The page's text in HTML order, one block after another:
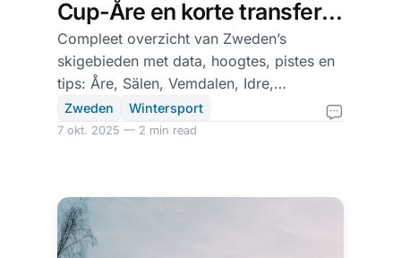
Cup-Åre en korte transfers
naar Sälen
Compleet overzicht van Zweden’s
skigebieden met data, hoogtes, pistes en
tips: Åre, Sälen, Vemdalen, Idre,
Funäsfjällen, Branäs, Tärnaby.
Zweden Wintersport
7 okt. 2025 — 2 min read